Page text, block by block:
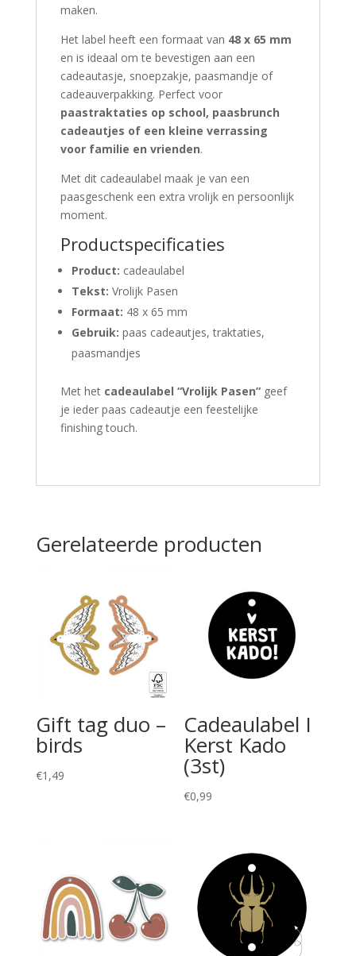
maken.
Het label heeft een formaat van 48 x 65 mm
en is ideaal om te bevestigen aan een
cadeautasje, snoepzakje, paasmandje of
cadeauverpakking. Perfect voor
paastraktaties op school, paasbrunch
cadeautjes of een kleine verrassing
voor familie en vrienden.
Met dit cadeaulabel maak je van een
paasgeschenk een extra vrolijk en persoonlijk
moment.
Productspecificaties
Product: cadeaulabel
Tekst: Vrolijk Pasen
Formaat: 48 x 65 mm
Gebruik: paas cadeautjes, traktaties,
paasmandjes
Met het cadeaulabel “Vrolijk Pasen”geef
je ieder paas cadeautje een feestelijke
finishing touch.
Gerelateerde producten
Gift tag duo –
birds
€1,49
Cadeaulabel I
Kerst Kado
(3st)
€0,99